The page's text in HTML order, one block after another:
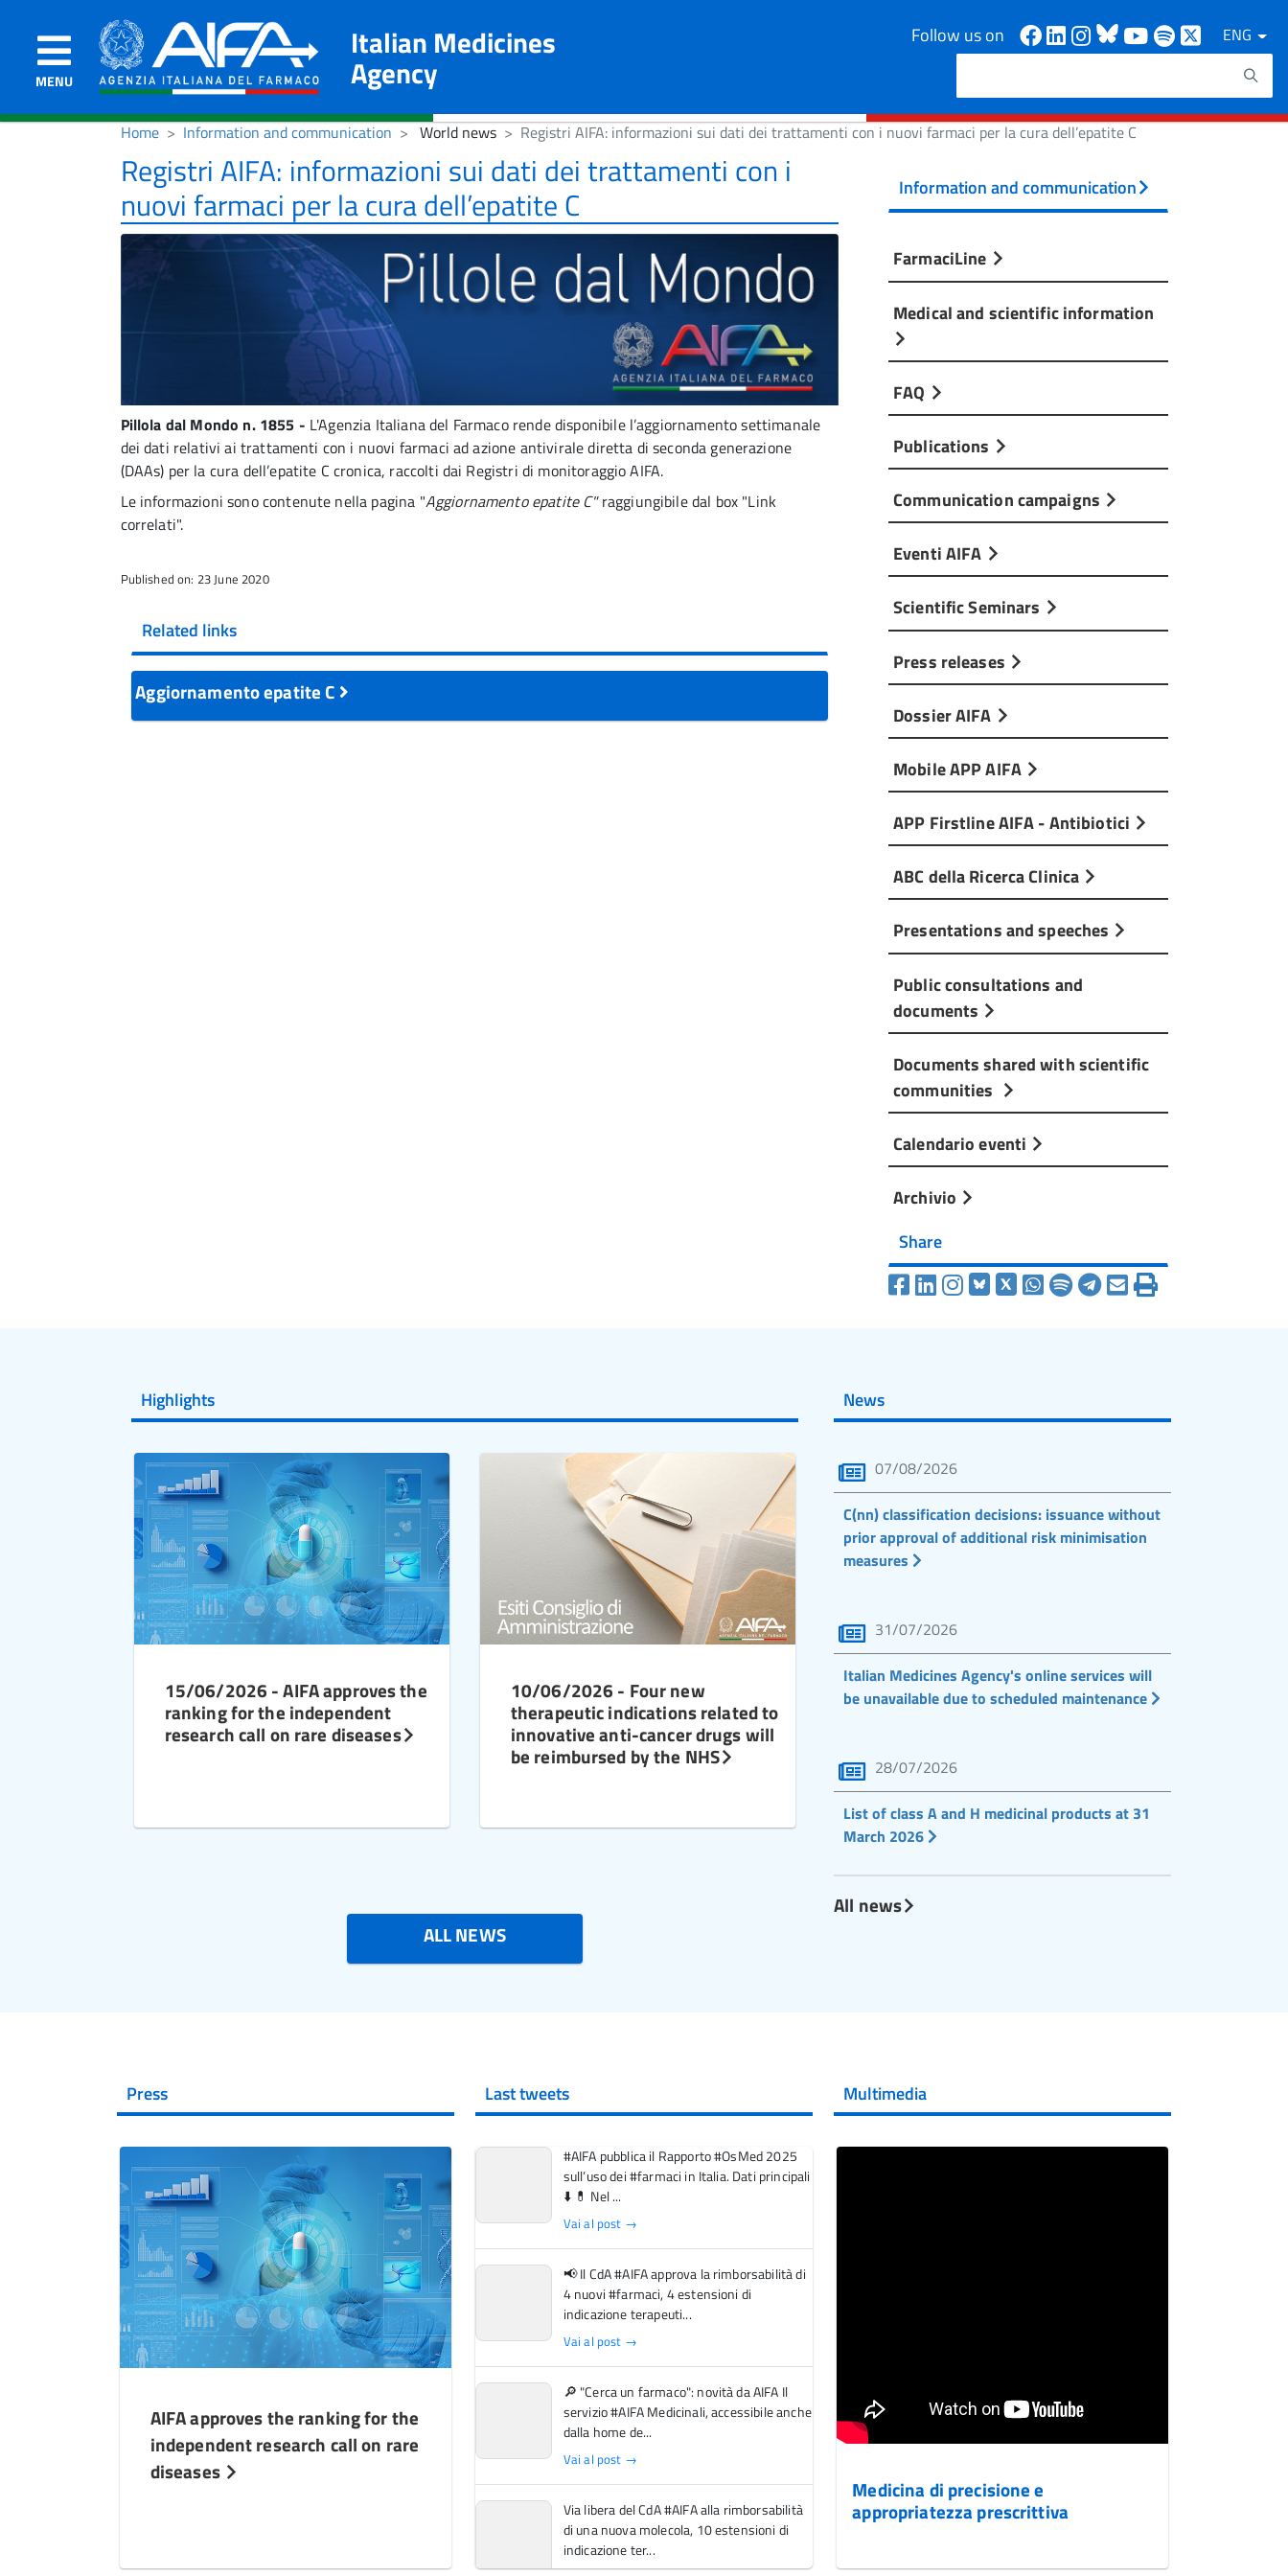
MENU
Italian Medicines
Agency
Follow us on Facebook
Linkedin
Instagram
Bluesky
Youtube
Spotify
ENGSearch
Home Information and communication World news Registri AIFA: informazioni sui dati dei trattamenti con i nuovi farmaci per la cura dell’epatite C
Registri AIFA: informazioni sui dati dei trattamenti con i
nuovi farmaci per la cura dell’epatite C
Pillola dal Mondo n. 1855 - L'Agenzia Italiana del Farmaco rende disponibile l’aggiornamento settimanale
dei dati relativi ai trattamenti con i nuovi farmaci ad azione antivirale diretta di seconda generazione
(DAAs) per la cura dell’epatite C cronica, raccolti dai Registri di monitoraggio AIFA.
Le informazioni sono contenute nella pagina "Aggiornamento epatite C"raggiungibile dal box "Link
correlati".
Published on: 23 June 2020
Related links
Aggiornamento epatite C
Information and communication
FarmaciLine
Medical and scientific information
FAQ
Publications
Communication campaigns
Eventi AIFA
Scientific Seminars
Press releases
Dossier AIFA
Mobile APP AIFA
APP Firstline AIFA - Antibiotici
ABC della Ricerca Clinica
Presentations and speeches
Public consultations and
documents
Documents shared with scientific
communities
Calendario eventi
Archivio
Share
Highlights
15/06/2026 - AIFA approves the
ranking for the independent
research call on rare diseases
10/06/2026 - Four new
therapeutic indications related to
innovative anti-cancer drugs will
be reimbursed by the NHS
ALL NEWS
News
07/08/2026
C(nn) classification decisions: issuance without
prior approval of additional risk minimisation
measures
31/07/2026
Italian Medicines Agency's online services will
be unavailable due to scheduled maintenance
28/07/2026
List of class A and H medicinal products at 31
March 2026
All news
Press
AIFA approves the ranking for the
independent research call on rare
diseases
Last tweets
#AIFA pubblica il Rapporto #OsMed 2025
sull’uso dei #farmaci in Italia. Dati principali
⬇️ 💊 Nel ...
Vai al post →
📢 Il CdA #AIFA approva la rimborsabilità di
4 nuovi #farmaci, 4 estensioni di
indicazione terapeuti...
Vai al post →
🔎 "Cerca un farmaco": novità da AIFA Il
servizio #AIFA Medicinali, accessibile anche
dalla home de...
Vai al post →
Via libera del CdA #AIFA alla rimborsabilità
di una nuova molecola, 10 estensioni di
indicazione ter...
Multimedia
Medicina di precisione e
appropriatezza prescrittiva